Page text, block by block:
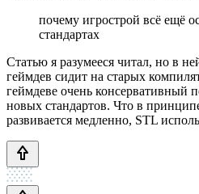
почему игрострой всё ещё
стандартах
Статью я разумееся читал, но в
геймдев сидит на старых
геймдеве очень консервативный
новых стандартов. Что в
развивается медленно, STL